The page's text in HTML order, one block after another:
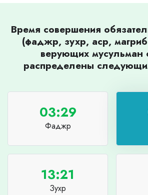
Время совершения
(фаджр, зухр, аср,
верующих мусульман
распределены
03:29
Фаджр
13:21
Зухр